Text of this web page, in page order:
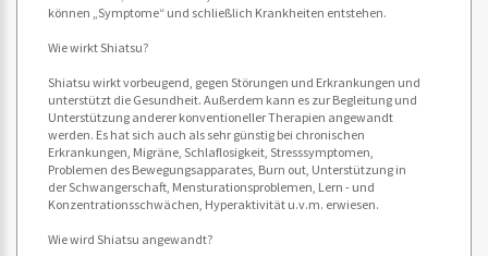
können „Symptome“ und schließlich Krankheiten entstehen.
Wie wirkt Shiatsu?
Shiatsu wirkt vorbeugend, gegen Störungen und Erkrankungen und
unterstützt die Gesundheit. Außerdem kann es zur Begleitung und
Unterstützung anderer konventioneller Therapien angewandt
werden. Es hat sich auch als sehr günstig bei chronischen
Erkrankungen, Migräne, Schlaflosigkeit, Stresssymptomen,
Problemen des Bewegungsapparates, Burn out, Unterstützung in
der Schwangerschaft, Mensturationsproblemen, Lern - und
Konzentrationsschwächen, Hyperaktivität u.v.m. erwiesen.
Wie wird Shiatsu angewandt?